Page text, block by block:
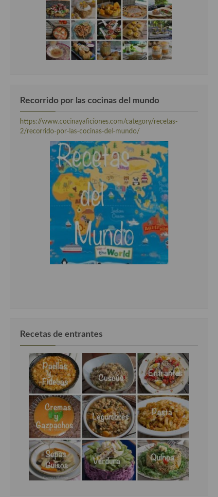
Recorrido por las cocinas del mundo
https://www.cocinayaficiones.com/category/recetas-
2/recorrido-por-las-cocinas-del-mundo/
Recetas de entrantes